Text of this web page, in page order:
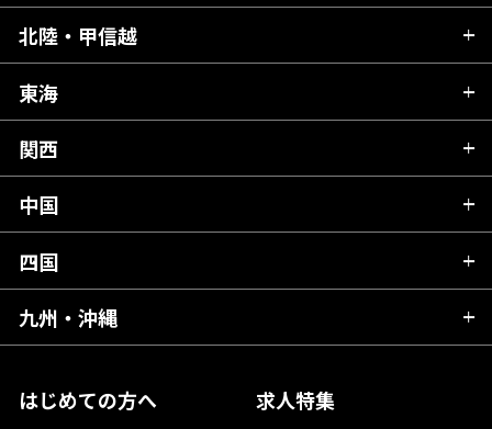
はじめての方へ
求人特集
青森県
秋田県
岩手県
宮城県
福島県
茨城県
栃木県
群馬県
千葉県
東京都
神奈川県
北陸・甲信越
新潟県
富山県
石川県
山梨県
長野県
東海
岐阜県
静岡県
愛知県
関西
滋賀県
京都府
大阪府
奈良県
中国
広島県
岡山県
島根県
四国
愛媛県
九州・沖縄